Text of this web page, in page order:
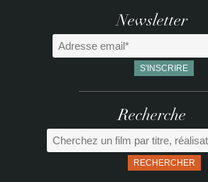
Newsletter
Recherche
RECHERCHER